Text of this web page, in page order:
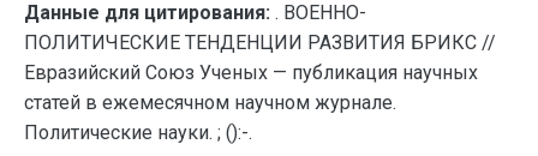
Данные для цитирования: . ВОЕННО-
ПОЛИТИЧЕСКИЕ ТЕНДЕНЦИИ РАЗВИТИЯ БРИКС //
Евразийский Союз Ученых — публикация научных
статей в ежемесячном научном журнале.
Политические науки. ; ():-.